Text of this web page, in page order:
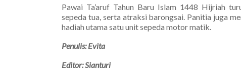
Pawai Ta’aruf Tahun Baru Islam 1448 Hijriah
sepeda tua, serta atraksi barongsai. Panitia juga
hadiah utama satu unit sepeda motor matik.
Penulis: Evita
Editor: Sianturi